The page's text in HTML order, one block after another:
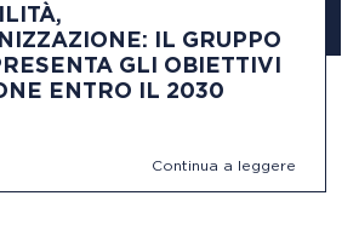
IL GRUPPO
GLI OBIETTIVI
ENTRO IL 2030
Continua a leggere